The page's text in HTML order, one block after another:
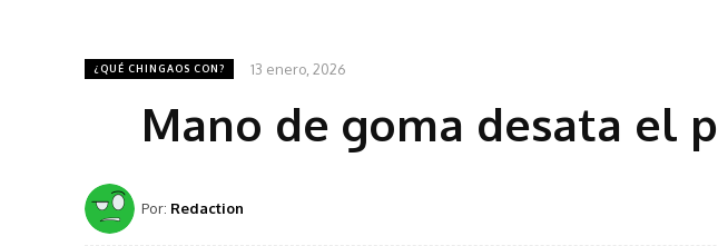
¿QUÉ CHINGAOS CON? 13 enero, 2026
Mano de goma desata el
Por: Redaction